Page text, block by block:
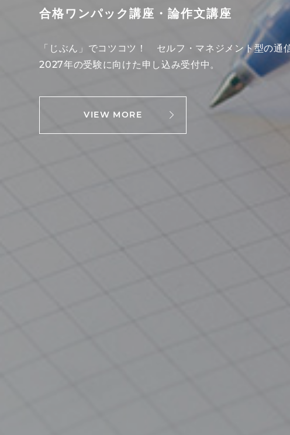
合格ワンパック講座・論作文講座
「じぶん」でコツコツ！ セルフ・マネジメント型の通
2027年の受験に向けた申し込み受付中。
VIEW MORE